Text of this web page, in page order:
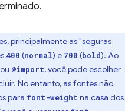
principalmente as"seguras
400 (normal) e 700 (bold). Ao
ou @import, você pode escolher
No entanto, as fontes não
para font-weight na casa dos